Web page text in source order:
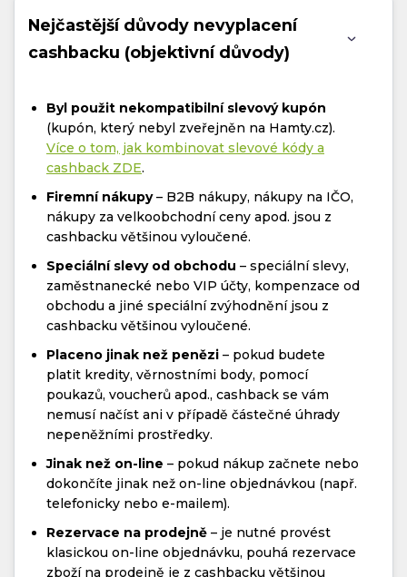
Nejčastější důvody nevyplacení
cashbacku (objektivní důvody)
Byl použit nekompatibilní slevový kupón
(kupón, který nebyl zveřejněn na Hamty.cz).
Více o tom, jak kombinovat slevové kódy a
cashback ZDE.
Firemní nákupy– B2B nákupy, nákupy na IČO,
nákupy za velkoobchodní ceny apod. jsou z
cashbacku většinou vyloučené.
Speciální slevy od obchodu – speciální slevy,
zaměstnanecké nebo VIP účty, kompenzace od
obchodu a jiné speciální zvýhodnění jsou z
cashbacku většinou vyloučené.
Placeno jinak než penězi – pokud budete
platit kredity, věrnostními body, pomocí
poukazů, voucherů apod., cashback se vám
nemusí načíst ani v případě částečné úhrady
nepeněžními prostředky.
Jinak než on-line – pokud nákup začnete nebo
dokončíte jinak než on-line objednávkou (např.
telefonicky nebo e-mailem).
Rezervace na prodejně – je nutné provést
klasickou on-line objednávku, pouhá rezervace
zboží na prodejně je z cashbacku většinou